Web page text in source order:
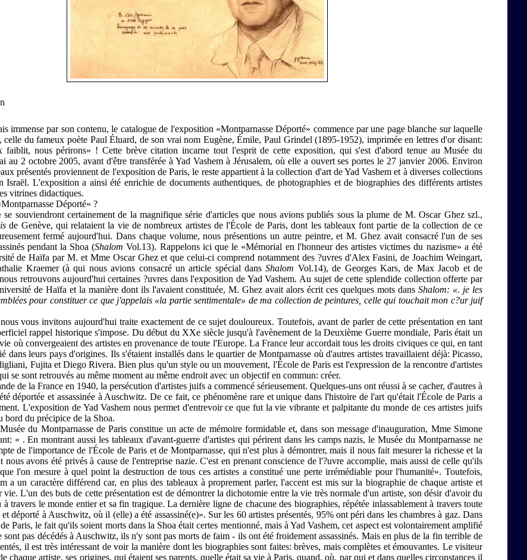
immense par son contenu, le catalogue de l'exposition «Montparnasse Déporté» commence par une page blanche sur laquelle
celle du fameux poète Paul Éluard, de son vrai nom Eugène, Émile, Paul Grindel (1895-1952), imprimée en lettres d'or disant:
nous périrons» ! Cette brève citation incarne tout l'esprit de cette exposition, qui s'est d'abord tenue au Musée du
au 2 octobre 2005, avant d'être transférée à Yad Vashem à Jérusalem, où elle a ouvert ses portes le 27 janvier 2006. Environ
présentés proviennent de l'exposition de Paris, le reste appartient à la collection d'art de Yad Vashem et à diverses collections
Israël. L'exposition a ainsi été enrichie de documents authentiques, de photographies et de biographies des différents artistes
vitrines didactiques.
Déporté» ?
se souviendront certainement de la magnifique série d'articles que nous avions publiés sous la plume de M. Oscar Ghez szl.,
de Genève, qui relataient la vie de nombreux artistes de l'École de Paris, dont les tableaux font partie de la collection de ce
fermé aujourd'hui. Dans chaque volume, nous présentions un autre peintre, et M. Ghez avait consacré l'un de ses
pendant la Shoa (Shalom Vol.13). Rappelons ici que le «Mémorial en l'honneur des artistes victimes du nazisme» a été
de Haïfa par M. et Mme Oscar Ghez et que celui-ci comprend notamment des ?uvres d'Alex Fasini, de Joachim Weingart,
Kraemer (à qui nous avions consacré un article spécial dansShalom Vol.14), de Georges Kars, de Max Jacob et de
retrouvons aujourd'hui certaines ?uvres dans l'exposition de Yad Vashem. Au sujet de cette splendide collection offerte par
de Haïfa et la manière dont ils l'avaient constituée, M. Ghez avait alors écrit ces quelques mots dansShalom: «. je les
pour constituer ce que j'appelais «la partie sentimentale» de ma collection de peintures, celle qui touchait mon c?ur juif
vous invitons aujourd'hui traite exactement de ce sujet douloureux. Toutefois, avant de parler de cette présentation en tant
rappel historique s'impose. Du début du XXe siècle jusqu'à l'avènement de la Deuxième Guerre mondiale, Paris était un
où convergeaient des artistes en provenance de toute l'Europe. La France leur accordait tous les droits civiques ce qui, en tant
dans leurs pays d'origines. Ils s'étaient installés dans le quartier de Montparnasse où d'autres artistes travaillaient déjà: Picasso,
Fujita et Diego Rivera. Bien plus qu'un style ou un mouvement, l'École de Paris est l'expression de la rencontre d'artistes
se sont retrouvés au même moment au même endroit avec un objectif en commun: créer.
de la France en 1940, la persécution d'artistes juifs a commencé sérieusement. Quelques-uns ont réussi à se cacher, d'autres à
déportée et assassinée à Auschwitz. De ce fait, ce phénomène rare et unique dans l'histoire de l'art qu'était l'École de Paris a
L'exposition de Yad Vashem nous permet d'entrevoir ce que fut la vie vibrante et palpitante du monde de ces artistes juifs
bord du précipice de la Shoa.
du Montparnasse de Paris constitue un acte de mémoire formidable et, dans son message d'inauguration, Mme Simone
« . En montrant aussi les tableaux d'avant-guerre d'artistes qui périrent dans les camps nazis, le Musée du Montparnasse ne
de l'importance de l'École de Paris et de Montparnasse, qui n'est plus à démontrer, mais il nous fait mesurer la richesse et la
nous avons été privés à cause de l'entreprise nazie. C'est en prenant conscience de l'?uvre accomplie, mais aussi de celle qu'ils
l'on mesure à quel point la destruction de tous ces artistes a constitué une perte irrémédiable pour l'humanité». Toutefois,
a un caractère différend car, en plus des tableaux à proprement parler, l'accent est mis sur la biographie de chaque artiste et
L'un des buts de cette présentation est de démontrer la dichotomie entre la vie très normale d'un artiste, son désir d'avoir du
à travers le monde entier et sa fin tragique. La dernière ligne de chacune des biographies, répétée inlassablement à travers toute
déporté à Auschwitz, où il (elle) a été assassiné(e)». Sur les 60 artistes présentés, 95% ont péri dans les chambres à gaz. Dans
Paris, le fait qu'ils soient morts dans la Shoa était certes mentionné, mais à Yad Vashem, cet aspect est volontairement amplifié
sont pas décédés à Auschwitz, ils n'y sont pas morts de faim - ils ont été froidement assassinés. Mais en plus de la fin terrible de
il est très intéressant de voir la manière dont les biographies sont faites: brèves, mais complètes et émouvantes. Le visiteur
chaque artiste, ses origines, qui étaient ses parents, quelle était sa vie à Paris, quand, où, par qui et dans quelles circonstances il